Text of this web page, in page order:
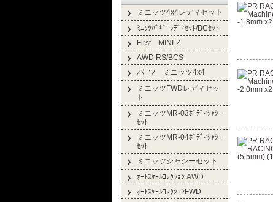
ミニッツ4x4レディセット
ﾐﾆｯﾂﾊﾞｷﾞｰﾚﾃﾞｨｾｯﾄ/BCｾｯﾄ
First MINI-Z
AWD RS/BCS
パ−ツ ミニッツ4x4
ミニッツFWDレディセッ
ト
ミニッツMR-03ﾎﾞﾃﾞｨｼｬｼｰ
ｾｯﾄ
ミニッツMR-04ﾎﾞﾃﾞｨｼｬｼｰ
ｾｯﾄ
ミニッツシャシーセット
ｵｰﾄｽｹｰﾙｺﾚｸｼｮﾝ AWD
ｵｰﾄｽｹｰﾙｺﾚｸｼｮﾝFWD